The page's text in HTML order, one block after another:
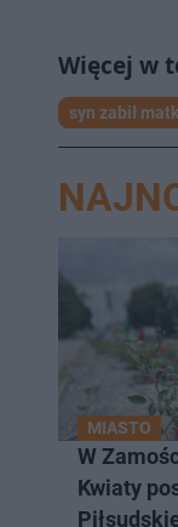
syn zabił
MIASTO
W
Kwiaty